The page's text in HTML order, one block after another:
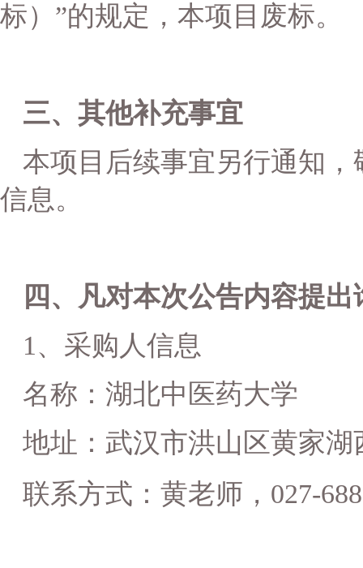
标）”的规定，本项目废标。
三、其他补充事宜
本项目后续事宜另行通知，
信息。
四、凡对本次公告内容提
1、采购人信息
名称： 湖北中医药大学
地址： 武汉市洪山区黄家湖
联系方式： 黄老师， 027-